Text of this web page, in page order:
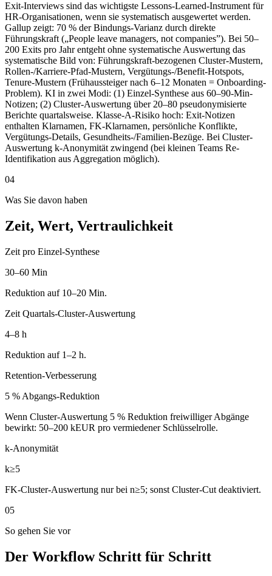
Exit-Interviews sind das wichtigste Lessons-Learned-Instrument für
HR-Organisationen, wenn sie systematisch ausgewertet werden.
Gallup zeigt: 70 % der Bindungs-Varianz durch direkte
Führungskraft („People leave managers, not companies”). Bei 50–
200 Exits pro Jahr entgeht ohne systematische Auswertung das
systematische Bild von: Führungskraft-bezogenen Cluster-Mustern,
Rollen-/Karriere-Pfad-Mustern, Vergütungs-/Benefit-Hotspots,
Tenure-Mustern (Frühaussteiger nach 6–12 Monaten = Onboarding-
Problem). KI in zwei Modi: (1) Einzel-Synthese aus 60–90-Min-
Notizen; (2) Cluster-Auswertung über 20–80 pseudonymisierte
Berichte quartalsweise. Klasse-A-Risiko hoch: Exit-Notizen
enthalten Klarnamen, FK-Klarnamen, persönliche Konflikte,
Vergütungs-Details, Gesundheits-/Familien-Bezüge. Bei Cluster-
Auswertung k-Anonymität zwingend (bei kleinen Teams Re-
Identifikation aus Aggregation möglich).
04
Was Sie davon haben
Zeit, Wert, Vertraulichkeit
Zeit pro Einzel-Synthese
30–60 Min
Reduktion auf 10–20 Min.
Zeit Quartals-Cluster-Auswertung
4–8 h
Reduktion auf 1–2 h.
Retention-Verbesserung
5 % Abgangs-Reduktion
Wenn Cluster-Auswertung 5 % Reduktion freiwilliger Abgänge
bewirkt: 50–200 kEUR pro vermiedener Schlüsselrolle.
k-Anonymität
k≥5
FK-Cluster-Auswertung nur bei n≥5; sonst Cluster-Cut deaktiviert.
05
So gehen Sie vor
Der Workflow Schritt für Schritt